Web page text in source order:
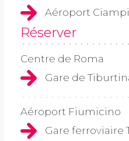
Aéroport
Réserver
Centre de Roma
Gare de
Aéroport Fiumicino
Gare ferroviaire